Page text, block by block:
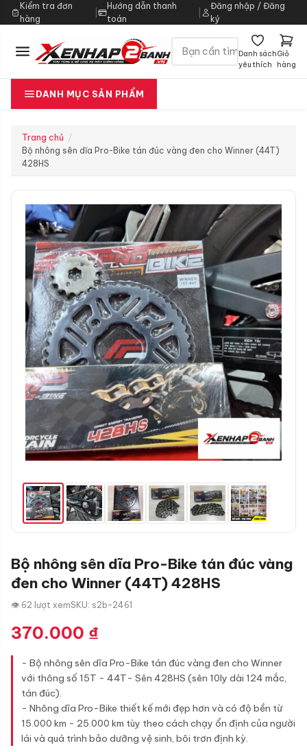
Kiểm tra đơn
hàng
|
Hướng dẫn thanh
toán
Đăng nhập / Đăng
ký
Danh sách
yêu thích
Giỏ
hàng
DANH MỤC SẢN PHẨM
Trang chủ
Bộ nhông sên dĩa Pro-Bike tán đúc vàng đen cho Winner (44T)
428HS
Bộ nhông sên dĩa Pro-Bike tán đúc vàng
đen cho Winner (44T) 428HS
👁 62 lượt xemSKU: s2b-2461
370.000 ₫
- Bộ nhông sên dĩa Pro-Bike tán đúc vàng đen cho Winner
với thông số 15T - 44T- Sên 428HS (sên 10ly dài 124 mắc,
tán đúc).
- Nhông dĩa Pro-Bike thiết kế mới đẹp hơn và có độ bền từ
15.000 km - 25.000 km tùy theo cách chạy ổn định của người
lái và quá trình bảo dưỡng vệ sinh, bôi trơn định kỳ.